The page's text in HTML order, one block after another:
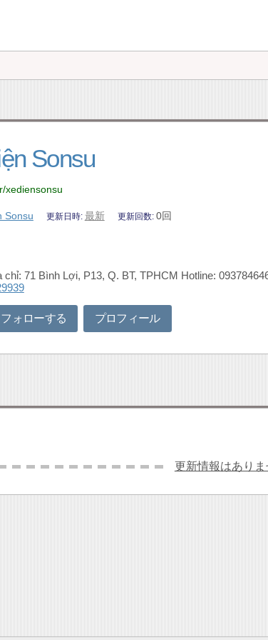
Sonsu
xediensonsu
Sonsu 更新日時 最新 更新回数 0回
chỉ: 71 Bình Lợi, P13, Q. BT, TPHCM Hotline:
フォローする プロフィール
更新情報はあり